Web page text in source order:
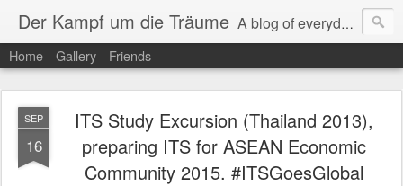
Der Kampf um die Träume A blog of everyday life and traveling experience.
Home Gallery Friends
SEP
16
ITS Study Excursion (Thailand 2013),
preparing ITS for ASEAN Economic
Community 2015. #ITSGoesGlobal